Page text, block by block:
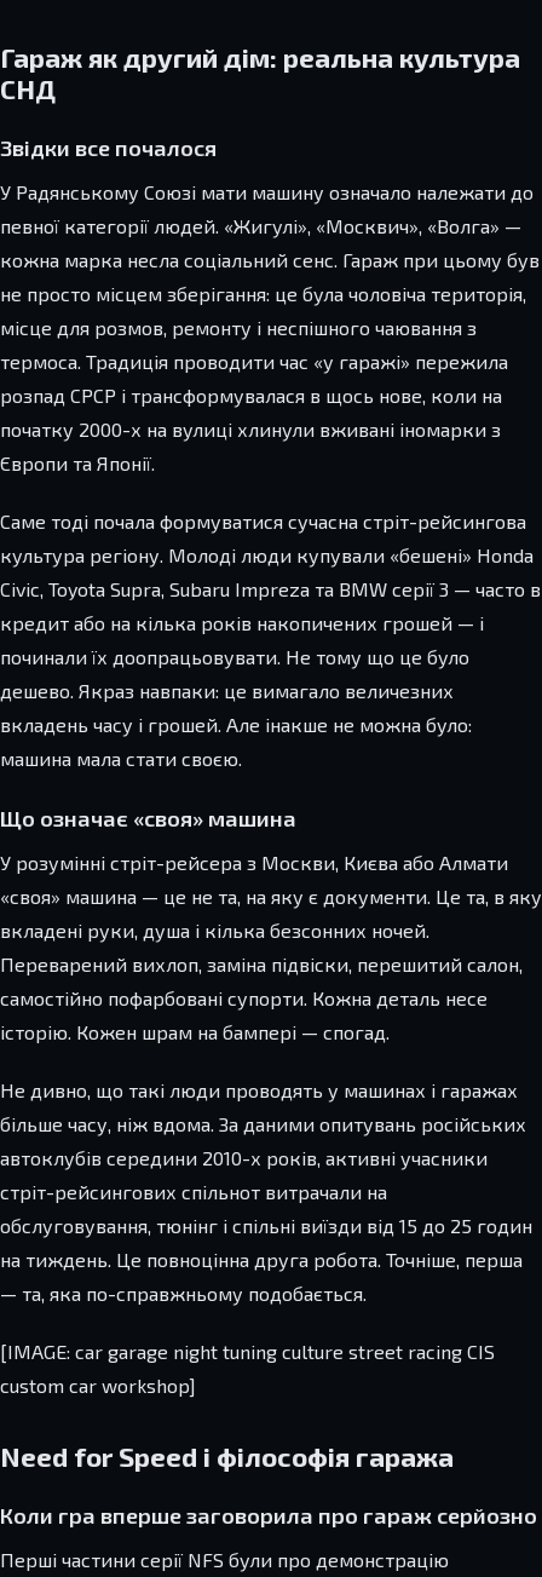
Гараж як другий дім: реальна культура
СНД
Звідки все почалося
У Радянському Союзі мати машину означало належати до
певної категорії людей. «Жигулі», «Москвич», «Волга» —
кожна марка несла соціальний сенс. Гараж при цьому був
не просто місцем зберігання: це була чоловіча територія,
місце для розмов, ремонту і неспішного чаювання з
термоса. Традиція проводити час «у гаражі» пережила
розпад СРСР і трансформувалася в щось нове, коли на
початку 2000-х на вулиці хлинули вживані іномарки з
Європи та Японії.
Саме тоді почала формуватися сучасна стріт-рейсингова
культура регіону. Молоді люди купували «бешені» Honda
Civic, Toyota Supra, Subaru Impreza та BMW серії 3 — часто в
кредит або на кілька років накопичених грошей — і
починали їх доопрацьовувати. Не тому що це було
дешево. Якраз навпаки: це вимагало величезних
вкладень часу і грошей. Але інакше не можна було:
машина мала стати своєю.
Що означає «своя» машина
У розумінні стріт-рейсера з Москви, Києва або Алмати
«своя» машина — це не та, на яку є документи. Це та, в яку
вкладені руки, душа і кілька безсонних ночей.
Переварений вихлоп, заміна підвіски, перешитий салон,
самостійно пофарбовані супорти. Кожна деталь несе
історію. Кожен шрам на бампері — спогад.
Не дивно, що такі люди проводять у машинах і гаражах
більше часу, ніж вдома. За даними опитувань російських
автоклубів середини 2010-х років, активні учасники
стріт-рейсингових спільнот витрачали на
обслуговування, тюнінг і спільні виїзди від 15 до 25 годин
на тиждень. Це повноцінна друга робота. Точніше, перша
— та, яка по-справжньому подобається.
[IMAGE: car garage night tuning culture street racing CIS
custom car workshop]
Need for Speed і філософія гаража
Коли гра вперше заговорила про гараж серйозно
Перші частини серії NFS були про демонстрацію